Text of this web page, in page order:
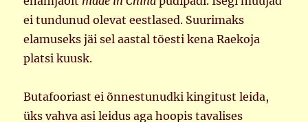
ei tundunud olevat eestlased. Suurimaks
elamuseks jäi sel aastal tõesti kena Raekoja
platsi kuusk.
Butafooriast ei õnnestunudki kingitust leida,
üks vahva asi leidus aga hoopis tavalises